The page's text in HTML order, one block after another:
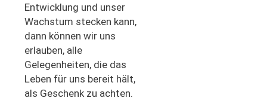
Entwicklung und unser
Wachstum stecken kann,
dann können wir uns
erlauben, alle
Gelegenheiten, die das
Leben für uns bereit hält,
als Geschenk zu achten.